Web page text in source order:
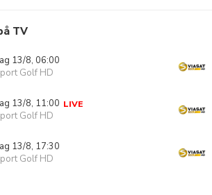
TV
13/8, 06:00
Golf HD
13/8, 11:00 LIVE
Golf HD
13/8, 17:30
Golf HD